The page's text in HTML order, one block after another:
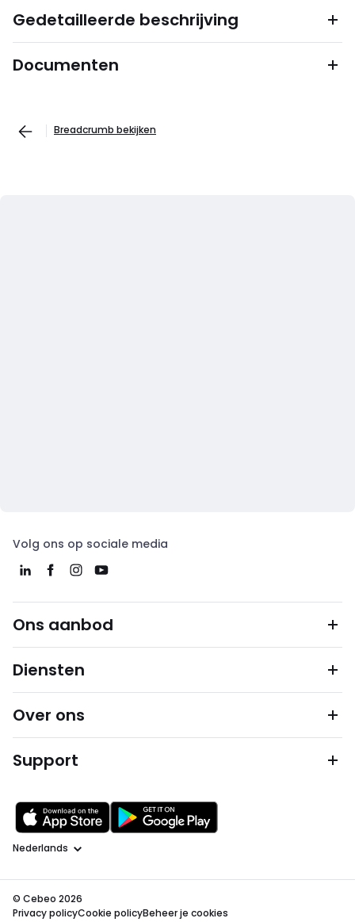
Gedetailleerde beschrijving
Documenten
Breadcrumb bekijken
Volg ons op sociale media
Ons aanbod
Diensten
Over ons
Support
Taal
© Cebeo 2026
Privacy policyCookie policyBeheer je cookies